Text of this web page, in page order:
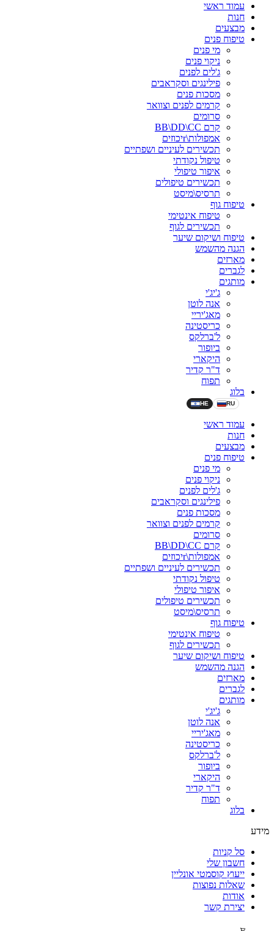
עמוד ראשי
חנות
מבצעים
טיפוח פנים
מי פנים
ניקוי פנים
ג'לים לפנים
פילינגים וסקראבים
מסכות פנים
קרמים לפנים וצוואר
סרומים
קרם BB\DD\CC
אמפולות\rיכוזים
תכשירים לעיניים ושפתיים
טיפול נקודתי
איפור טיפולי
תכשירים טיפולים
תרסיס\מיסט
טיפוח גוף
טיפוח אינטימי
תכשירים לגוף
טיפוח ושיקום שיער
הגנה מהשמש
מארזים
לגברים
מותגים
ג'יג'י
אנה לוטן
מאג'יריי
כריסטינה
ל'ברלקס
ביופור
היקארי
ד"ר קדיר
תפוח
בלוג
HE RU
עמוד ראשי
חנות
מבצעים
טיפוח פנים
מי פנים
ניקוי פנים
ג'לים לפנים
פילינגים וסקראבים
מסכות פנים
קרמים לפנים וצוואר
סרומים
קרם BB\DD\CC
אמפולות\rיכוזים
תכשירים לעיניים ושפתיים
טיפול נקודתי
איפור טיפולי
תכשירים טיפולים
תרסיס\מיסט
טיפוח גוף
טיפוח אינטימי
תכשירים לגוף
טיפוח ושיקום שיער
הגנה מהשמש
מארזים
לגברים
מותגים
ג'יג'י
אנה לוטן
מאג'יריי
כריסטינה
ל'ברלקס
ביופור
היקארי
ד"ר קדיר
תפוח
בלוג
מידע
סל קניות
חשבון שלי
ייעוץ קוסמטי אונליין
שאלות נפוצות
אודות
יצירת קשר